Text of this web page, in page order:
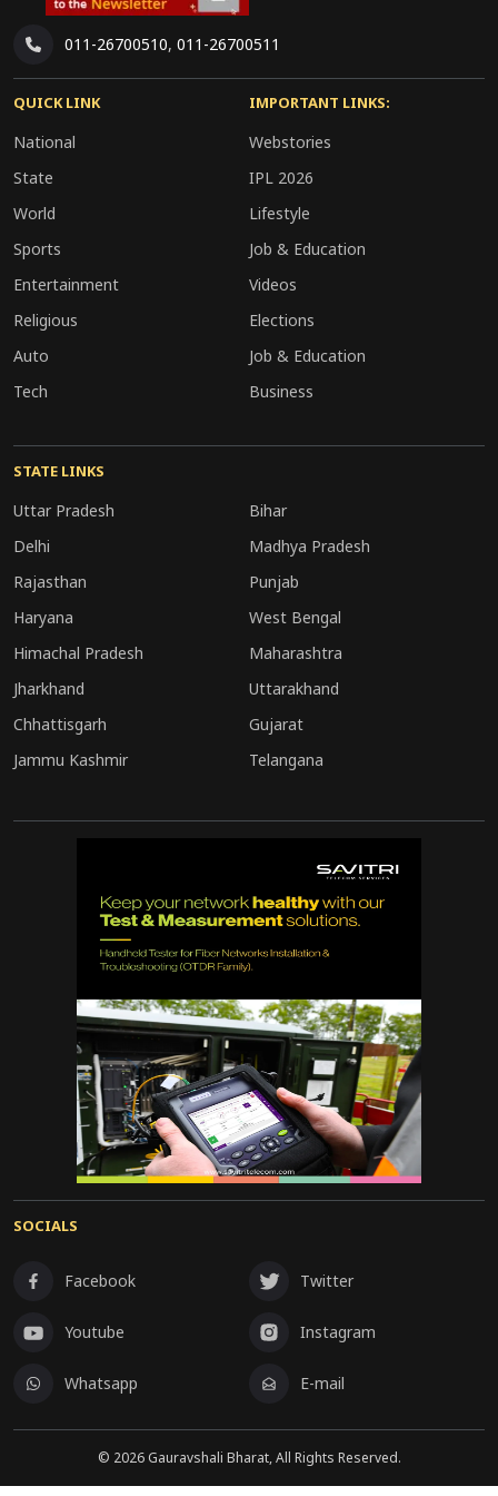
011-26700510, 011-26700511
QUICK LINK
National
State
World
Sports
Entertainment
Religious
Auto
Tech
IMPORTANT LINKS:
Webstories
IPL 2026
Lifestyle
Job & Education
Videos
Elections
Job & Education
Business
STATE LINKS
Uttar Pradesh
Bihar
Delhi
Madhya Pradesh
Rajasthan
Punjab
Haryana
West Bengal
Himachal Pradesh
Maharashtra
Jharkhand
Uttarakhand
Chhattisgarh
Gujarat
Jammu Kashmir
Telangana
SOCIALS
Facebook Twitter
Youtube Instagram
Whatsapp E-mail
© 2026Gauravshali Bharat, All Rights Reserved.